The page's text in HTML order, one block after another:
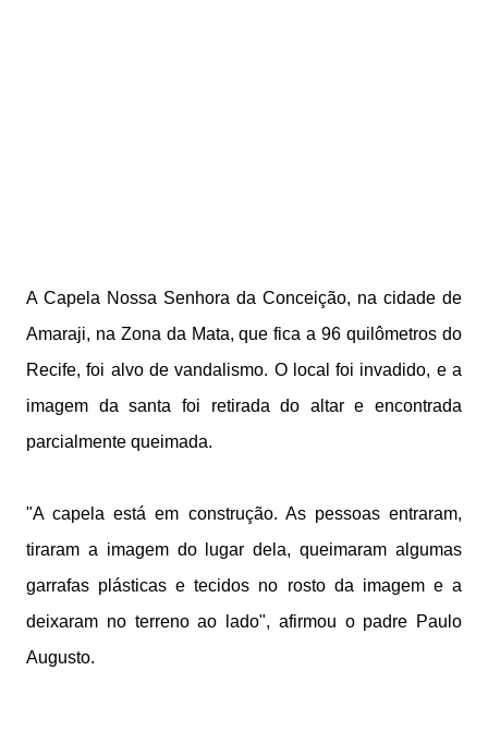
A Capela Nossa Senhora da Conceição, na cidade de
Amaraji, na Zona da Mata, que fica a 96 quilômetros do
Recife, foi alvo de vandalismo. O local foi invadido, e a
imagem da santa foi retirada do altar e encontrada
parcialmente queimada.
"A capela está em construção. As pessoas entraram,
tiraram a imagem do lugar dela, queimaram algumas
garrafas plásticas e tecidos no rosto da imagem e a
deixaram no terreno ao lado", afirmou o padre Paulo
Augusto.